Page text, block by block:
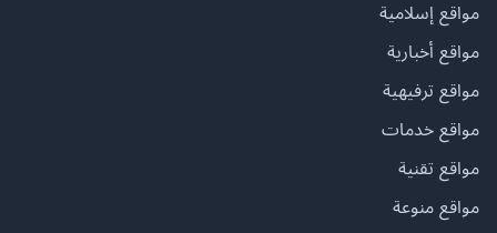
مواقع إسلامية
مواقع أخبارية
مواقع ترفيهية
مواقع خدمات
مواقع تقنية
مواقع منوعة